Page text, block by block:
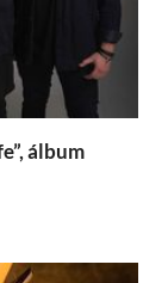
álbum